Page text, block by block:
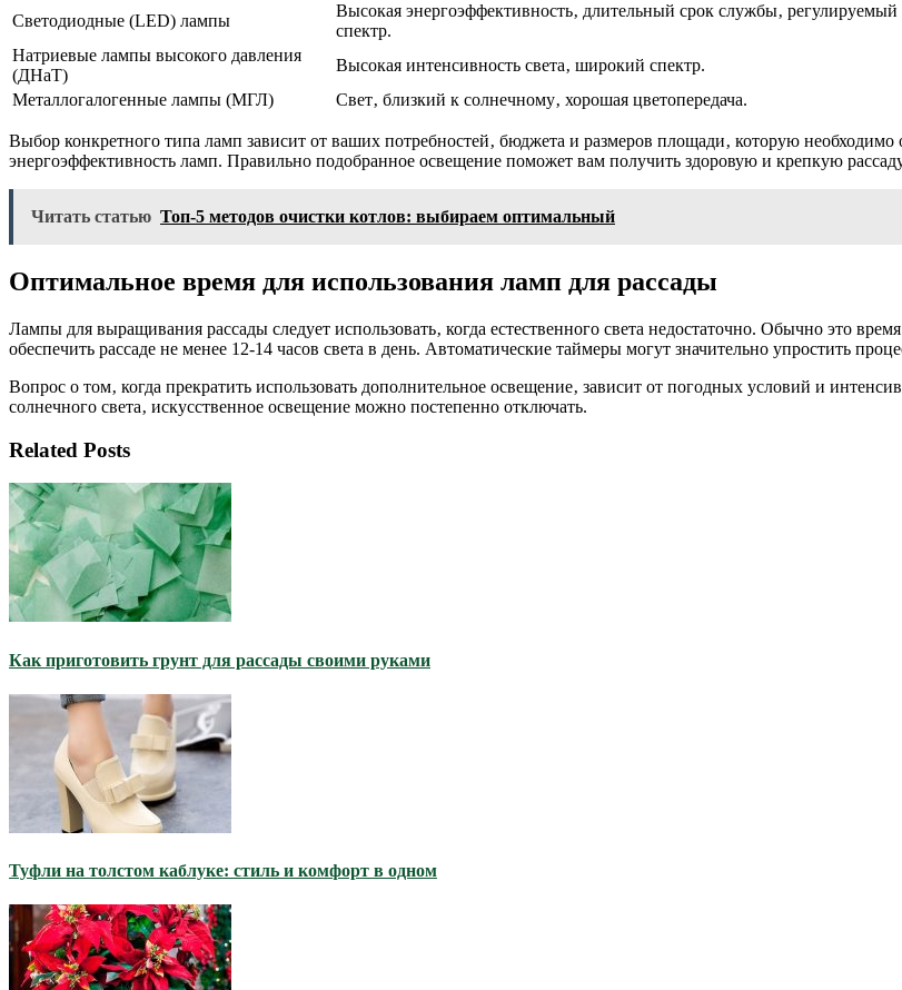
Светодиодные (LED) лампы
Высокая энергоэффективность‚ длительный срок службы‚ регулируемый
спектр.
Натриевые лампы высокого давления
(ДНаТ)
Высокая интенсивность света‚ широкий спектр.
Металлогалогенные лампы (МГЛ)
Свет‚ близкий к солнечному‚ хорошая цветопередача.
Выбор конкретного типа ламп зависит от ваших потребностей‚ бюджета и размеров площади‚ которую
энергоэффективность ламп. Правильно подобранное освещение поможет вам получить здоровую и крепкую
Читать статью Топ-5 методов очистки котлов: выбираем оптимальный
Оптимальное время для использования ламп для рассады
Лампы для выращивания рассады следует использовать‚ когда естественного света недостаточно. Обычно это
обеспечить рассаде не менее 12-14 часов света в день. Автоматические таймеры могут значительно упростить
Вопрос о том‚ когда прекратить использовать дополнительное освещение‚ зависит от погодных условий и
солнечного света‚ искусственное освещение можно постепенно отключать.
Related Posts
Как приготовить грунт для рассады своими руками
Туфли на толстом каблуке: стиль и комфорт в одном